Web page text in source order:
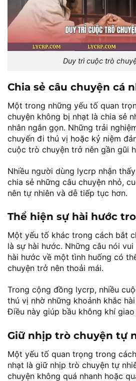
Duy trì cuộc trò
Chia sẻ câu chuyện cá
Một trong những yếu tố quan
chuyện không bị nhạt là chia sẻ
nhân ngắn gọn. Những trải
chuyến đi thú vị hoặc kỷ niệm
cuộc trò chuyện trở nên gần gũi
Nhiều người dùng lycrp nhận
chia sẻ những câu chuyện nhỏ,
nên tự nhiên và dễ tiếp tục hơn.
Thể hiện sự hài hước
Một yếu tố khác trong cách bắt
là sự hài hước. Những câu nói
hài hước về một tình huống có
chuyện trở nên thoải mái.
Trong cộng đồng lycrp, nhiều
thú vị nhờ những khoảnh khắc
Điều này giúp bầu không khí
Giữ nhịp trò chuyện tự
Một yếu tố quan trọng trong
nhạt là giữ nhịp trò chuyện tự
chuyện không quá nhanh hoặc